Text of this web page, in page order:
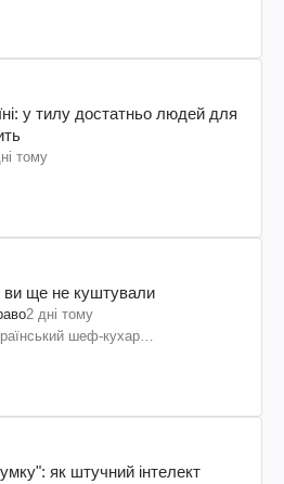
у тилу достатньо людей для
тому
ви ще не куштували
2 дні тому
шеф-кухар
як штучний інтелект